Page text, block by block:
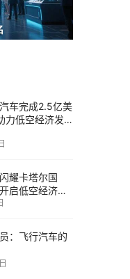
车完成2.5亿美
力低空经济发
耀卡塔尔国
启低空经济全
：飞行汽车的